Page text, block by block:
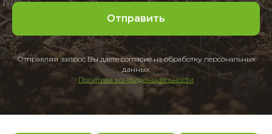
Отправить
Отправляя запрос Вы даете согласие на обработку персональных
данных.
Политика конфиденциальности